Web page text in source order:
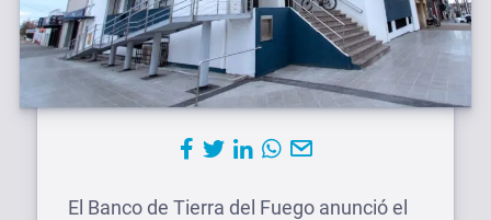
El Banco de Tierra del Fuego anunció el